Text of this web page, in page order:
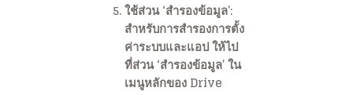
ใช้ส่วน ‘สำรองข้อมูล’:
สำหรับการสำรองการตั้ง
ค่าระบบและแอป ให้ไป
ที่ส่วน ‘สำรองข้อมูล’ ใน
เมนูหลักของ Drive